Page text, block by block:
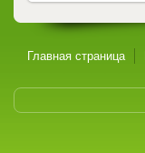
Главная страница